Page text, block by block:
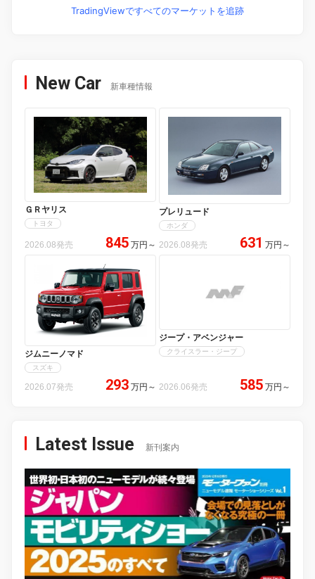
TradingViewですべてのマーケットを追跡
New Car 新車種情報
ＧＲヤリス
トヨタ
2026.08発売 845 万円 ～
プレリュード
ホンダ
2026.08発売 631 万円 ～
ジムニーノマド
スズキ
2026.07発売 293 万円 ～
ジープ・アベンジャー
クライスラー・ジープ
2026.06発売 585 万円 ～
Latest Issue 新刊案内